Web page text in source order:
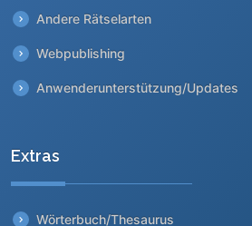
Andere Rätselarten
Webpublishing
Anwenderunterstützung/Updates
Extras
Wörterbuch/Thesaurus